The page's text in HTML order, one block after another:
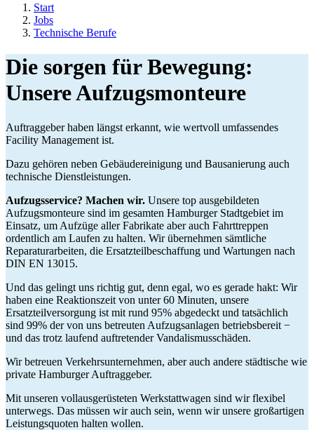
Start
Jobs
Technische Berufe
Die sorgen für Bewegung:
Unsere Aufzugsmonteure
Auftraggeber haben längst erkannt, wie wertvoll umfassendes
Facility Management ist.
Dazu gehören neben Gebäudereinigung und Bausanierung auch
technische Dienstleistungen.
Aufzugsservice? Machen wir. Unsere top ausgebildeten
Aufzugsmonteure sind im gesamten Hamburger Stadtgebiet im
Einsatz, um Aufzüge aller Fabrikate aber auch Fahrttreppen
ordentlich am Laufen zu halten. Wir übernehmen sämtliche
Reparaturarbeiten, die Ersatzteilbeschaffung und Wartungen nach
DIN EN 13015.
Und das gelingt uns richtig gut, denn egal, wo es gerade hakt: Wir
haben eine Reaktionszeit von unter 60 Minuten, unsere
Ersatzteilversorgung ist mit rund 95% abgedeckt und tatsächlich
sind 99% der von uns betreuten Aufzugsanlagen betriebsbereit −
und das trotz laufend auftretender Vandalismusschäden.
Wir betreuen Verkehrsunternehmen, aber auch andere städtische wie
private Hamburger Auftraggeber.
Mit unseren vollausgerüsteten Werkstattwagen sind wir flexibel
unterwegs. Das müssen wir auch sein, wenn wir unsere großartigen
Leistungsquoten halten wollen.